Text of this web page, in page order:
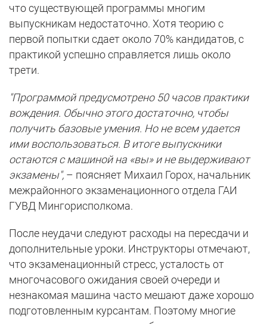
что существующей программы многим
выпускникам недостаточно. Хотя теорию с
первой попытки сдает около 70% кандидатов, с
практикой успешно справляется лишь около
трети.
"Программой предусмотрено 50 часов практики
вождения. Обычно этого достаточно, чтобы
получить базовые умения. Но не всем удается
ими воспользоваться. В итоге выпускники
остаются с машиной на «вы» и не выдерживают
экзамены", – поясняет Михаил Горох, начальник
межрайонного экзаменационного отдела ГАИ
ГУВД Мингорисполкома.
После неудачи следуют расходы на пересдачи и
дополнительные уроки. Инструкторы отмечают,
что экзаменационный стресс, усталость от
многочасового ожидания своей очереди и
незнакомая машина часто мешают даже хорошо
подготовленным курсантам. Поэтому многие